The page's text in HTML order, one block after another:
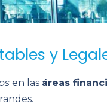
y
en las áreas